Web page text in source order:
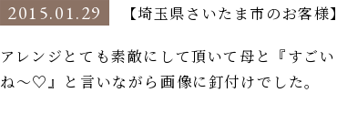
2015.01.29 【埼玉県さいたま市のお客様】
アレンジとても素敵にして頂いて母と『すごい
ね〜♡』と言いながら画像に釘付けでした。